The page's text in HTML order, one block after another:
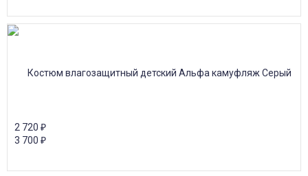
2 720 ₽
3 700 ₽